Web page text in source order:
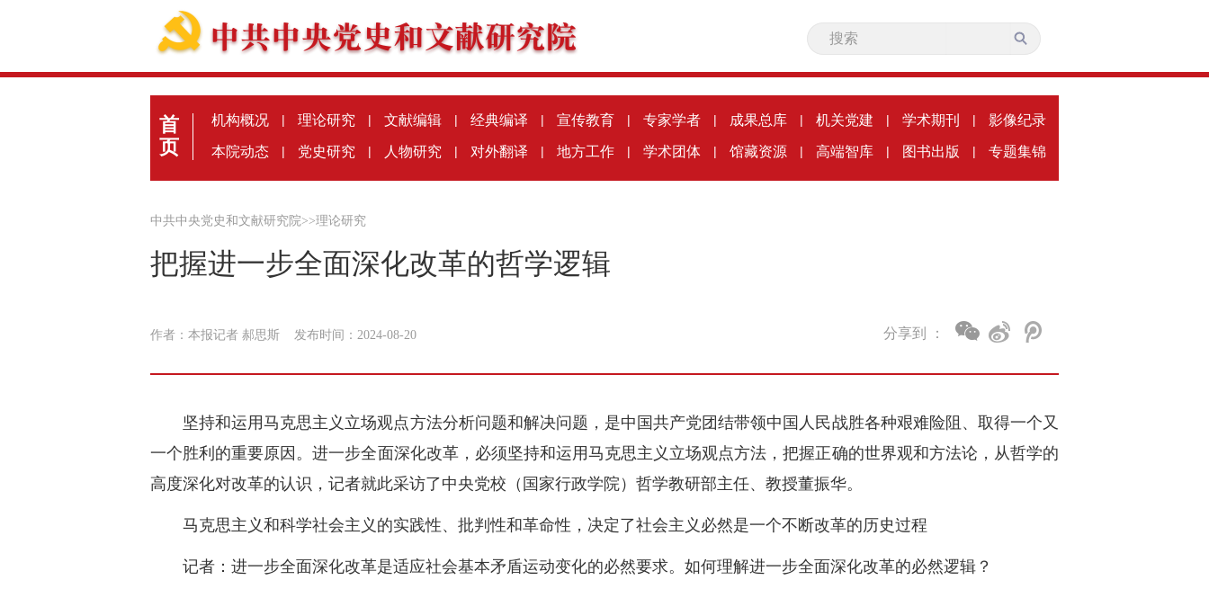
首
页
机构概况 | 理论研究 | 文献编辑 | 经典编译 | 宣传教育 | 专家学者 | 成果总库 | 机关党建 | 学术期刊 | 影像纪录
本院动态 | 党史研究 | 人物研究 | 对外翻译 | 地方工作 | 学术团体 | 馆藏资源 | 高端智库 | 图书出版 | 专题集锦
中共中央党史和文献研究院>>理论研究
把握进一步全面深化改革的哲学逻辑
作者：本报记者 郝思斯 发布时间：2024-08-20 分享到 ：
坚持和运用马克思主义立场观点方法分析问题和解决问题，是中国共产党团结带领中国人民战胜各种艰难险阻、取得一个又
一个胜利的重要原因。进一步全面深化改革，必须坚持和运用马克思主义立场观点方法，把握正确的世界观和方法论，从哲学的
高度深化对改革的认识，记者就此采访了中央党校（国家行政学院）哲学教研部主任、教授董振华。
马克思主义和科学社会主义的实践性、批判性和革命性，决定了社会主义必然是一个不断改革的历史过程
记者：进一步全面深化改革是适应社会基本矛盾运动变化的必然要求。如何理解进一步全面深化改革的必然逻辑？